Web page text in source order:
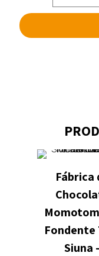
Fábrica
Fondente
Siuna